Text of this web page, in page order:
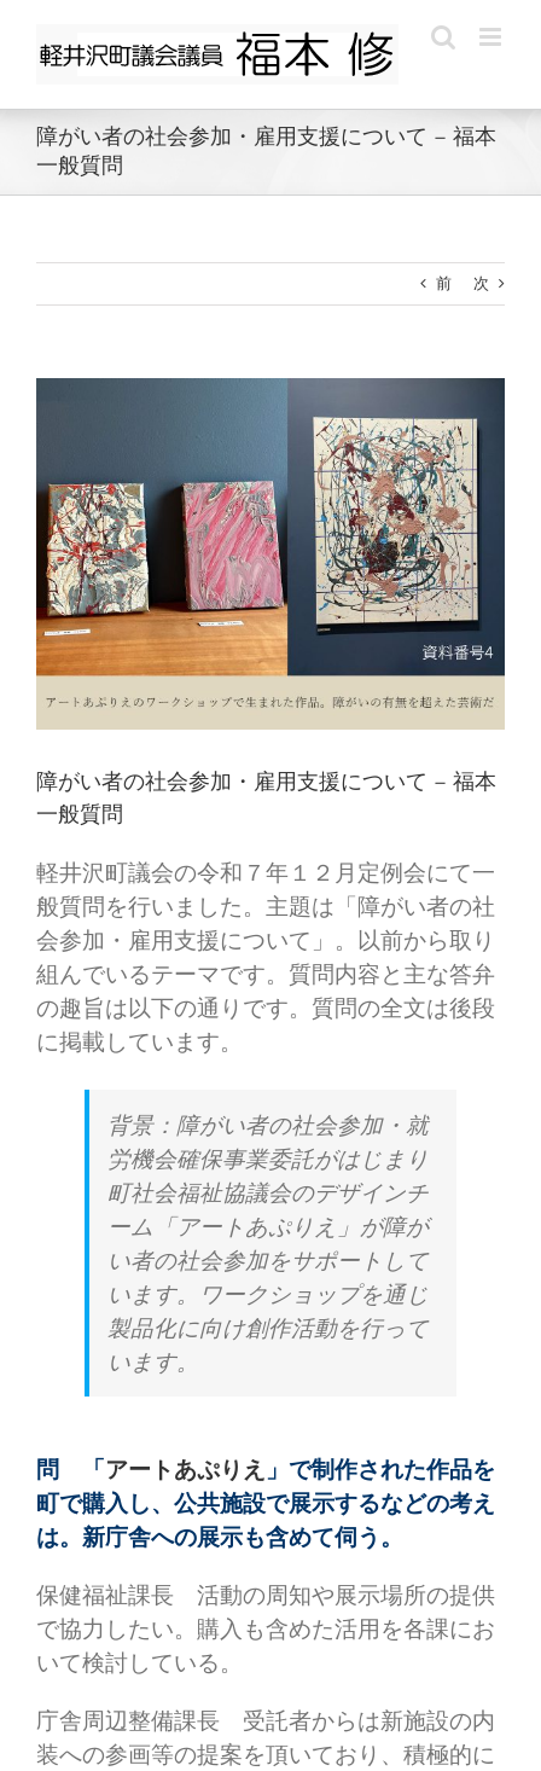
content
障がい者の社会参加・雇用支援について – 福本
一般質問
前 次
障がい者の社会参加・雇用支援について – 福本
一般質問
軽井沢町議会の令和７年１２月定例会にて一
般質問を行いました。主題は「障がい者の社
会参加・雇用支援について」。以前から取り
組んでいるテーマです。質問内容と主な答弁
の趣旨は以下の通りです。質問の全文は後段
に掲載しています。
背景：障がい者の社会参加・就
労機会確保事業委託がはじまり
町社会福祉協議会のデザインチ
ーム「アートあぷりえ」が障が
い者の社会参加をサポートして
います。ワークショップを通じ
製品化に向け創作活動を行って
います。
問 「アートあぷりえ 」で制作された作品を
町で購入し、公共施設で展示するなどの考え
は。新庁舎への展示も含めて伺う。
保健福祉課長 活動の周知や展示場所の提供
で協力したい。購入も含めた活用を各課にお
いて検討している。
庁舎周辺整備課長 受託者からは新施設の内
装への参画等の提案を頂いており、積極的に